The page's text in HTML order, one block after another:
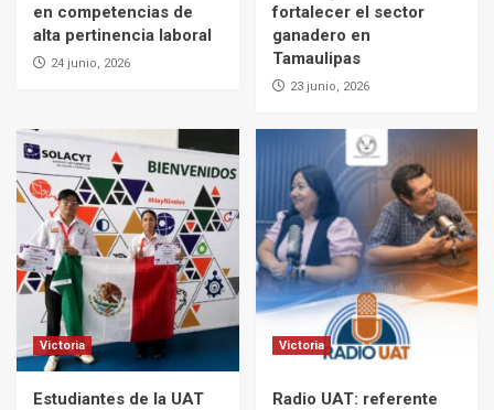
en competencias de
alta pertinencia laboral
24 junio, 2026
fortalecer el sector
ganadero en
Tamaulipas
23 junio, 2026
Victoria
Estudiantes de la UAT
Victoria
Radio UAT: referente